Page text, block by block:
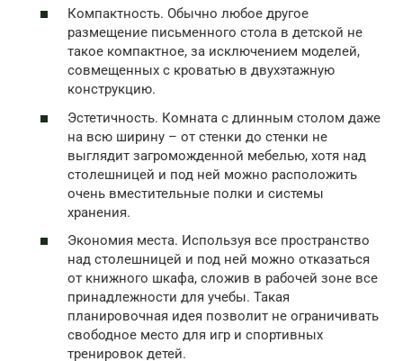
Компактность. Обычно любое другое
размещение письменного стола в детской не
такое компактное, за исключением моделей,
совмещенных с кроватью в двухэтажную
конструкцию.
Эстетичность. Комната с длинным столом даже
на всю ширину – от стенки до стенки не
выглядит загроможденной мебелью, хотя над
столешницей и под ней можно расположить
очень вместительные полки и системы
хранения.
Экономия места. Используя все пространство
над столешницей и под ней можно отказаться
от книжного шкафа, сложив в рабочей зоне все
принадлежности для учебы. Такая
планировочная идея позволит не ограничивать
свободное место для игр и спортивных
тренировок детей.